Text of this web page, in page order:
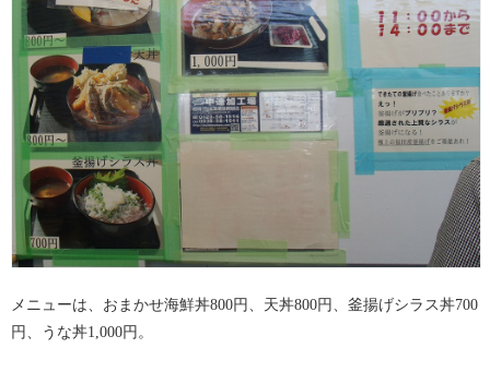
メニューは、おまかせ海鮮丼800円、天丼800円、釜揚げシラス丼700
円、うな丼1,000円。